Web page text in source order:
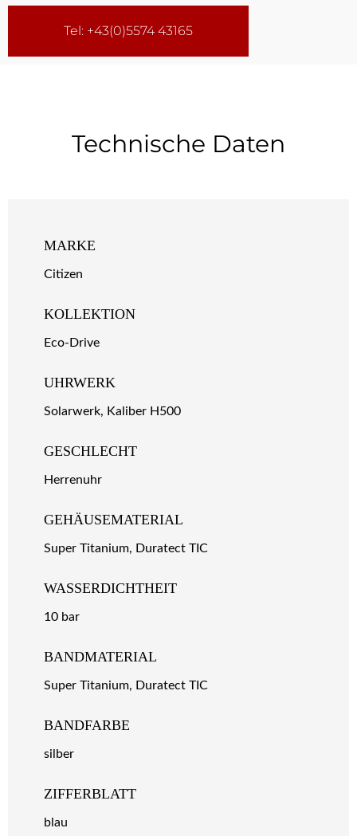
Tel: +43(0)5574 43165
Technische Daten
MARKE
Citizen
KOLLEKTION
Eco-Drive
UHRWERK
Solarwerk, Kaliber H500
GESCHLECHT
Herrenuhr
GEHÄUSEMATERIAL
Super Titanium, Duratect TIC
WASSERDICHTHEIT
10 bar
BANDMATERIAL
Super Titanium, Duratect TIC
BANDFARBE
silber
ZIFFERBLATT
blau